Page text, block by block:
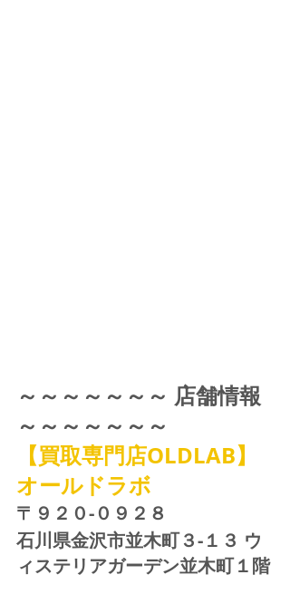
～～～～～～～ 店舗情報
～～～～～～～
【買取専門店OLDLAB】
オールドラボ
〒９２０-０９２８
石川県金沢市並木町３-１３ ウ
ィステリアガーデン並木町１階